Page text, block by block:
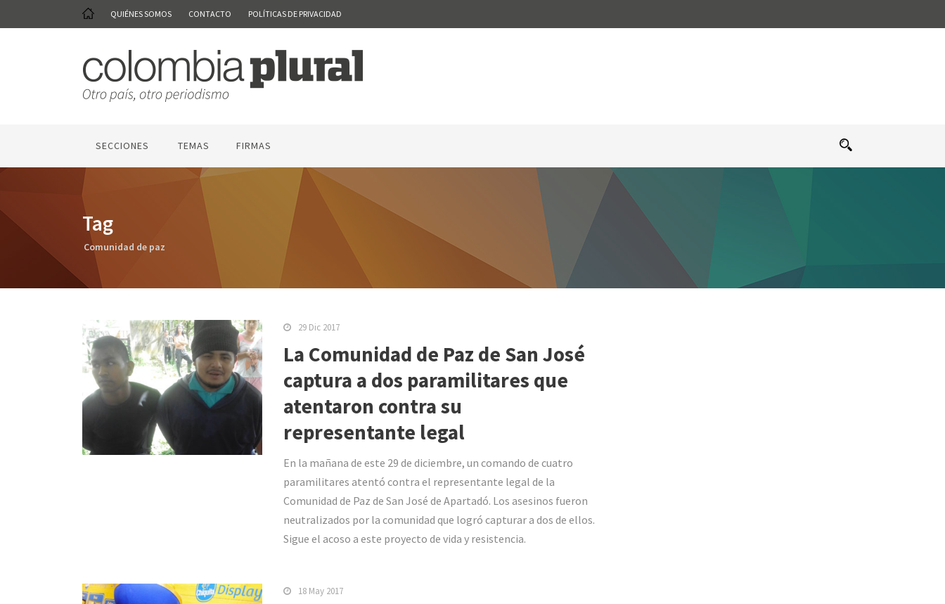
QUIÉNES SOMOS CONTACTO POLÍTICAS DE PRIVACIDAD
SECCIONES TEMAS FIRMAS
Tag
Comunidad de paz
29 Dic 2017
La Comunidad de Paz de San José
captura a dos paramilitares que
atentaron contra su
representante legal
En la mañana de este 29 de diciembre, un comando de cuatro
paramilitares atentó contra el representante legal de la
Comunidad de Paz de San José de Apartadó. Los asesinos fueron
neutralizados por la comunidad que logró capturar a dos de ellos.
Sigue el acoso a este proyecto de vida y resistencia.
18 May 2017